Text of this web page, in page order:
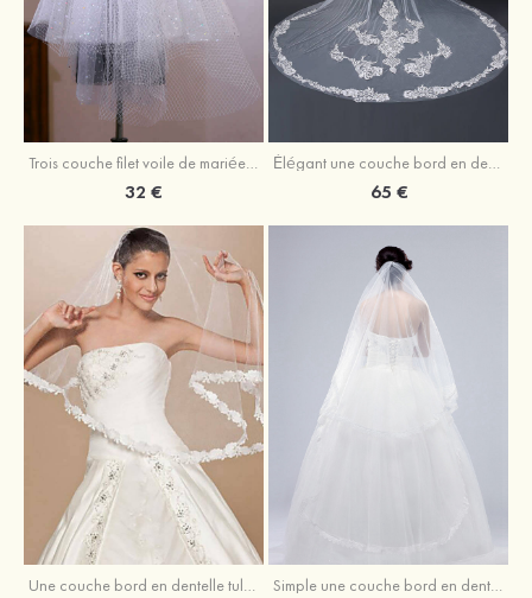
Trois couche filet voile de mariée longueur coude avec paillettes
32 €
Élégant une couche bord en dentelle tulle voile de mariée cathédrale avec appliqué dentelle
65 €
Une couche bord en dentelle tulle voile de mariée longueur coude Simple une couche bord en dentelle tulle voile de mariée cathédrale